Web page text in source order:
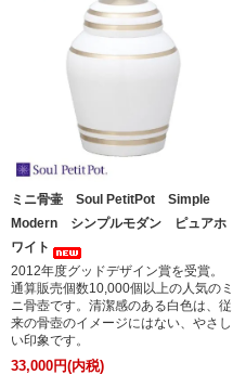
ミニ骨壷 Soul PetitPot Simple
Modern シンプルモダン ピュアホ
ワイト
2012年度グッドデザイン賞を受賞。
通算販売個数10,000個以上の人気のミ
ニ骨壺です。清潔感のある白色は、従
来の骨壺のイメージにはない、やさし
い印象です。
33,000円(内税)